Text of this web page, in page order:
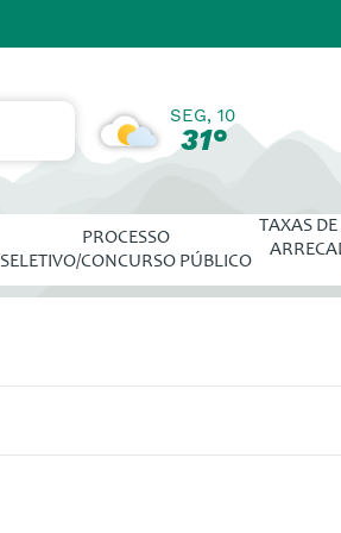
SEG, 10
31°
PROCESSO
SELETIVO/CONCURSO PÚBLICO
TAXAS